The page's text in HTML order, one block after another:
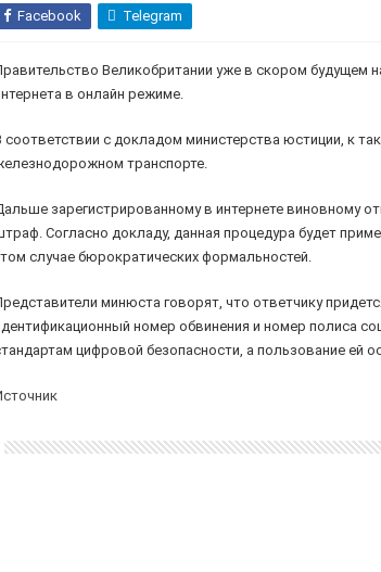
Facebook Telegram
Великобритании уже в скором будущем
в онлайн режиме.
соответствии с докладом министерства юстиции, к
транспорте.
зарегистрированному в интернете виновному
Согласно докладу, данная процедура будет
случае бюрократических формальностей.
минюста говорят, что ответчику
номер обвинения и номер полиса
цифровой безопасности, а пользование ей